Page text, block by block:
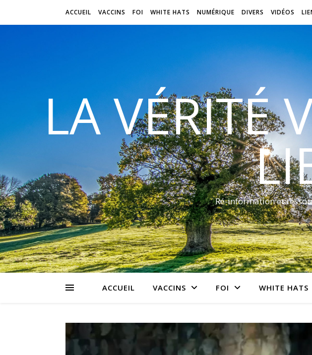
ACCUEIL VACCINS FOI WHITE HATS NUMÉRIQUE DIVERS VIDÉOS
LA VÉRITÉ
Ré-information et
ACCUEIL VACCINS FOI WHITE HATS